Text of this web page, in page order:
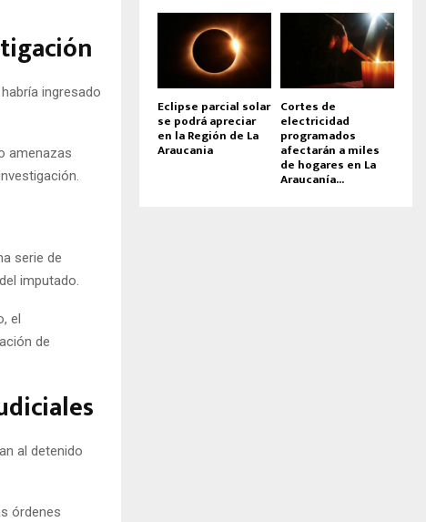
ingresado
amenazas
serie de
imputado.
el
de
al detenido
órdenes
Eclipse parcial solar
se podrá apreciar
en la Región de La
Araucania
Cortes de
electricidad
programados
afectarán a miles
de hogares en La
Araucanía...